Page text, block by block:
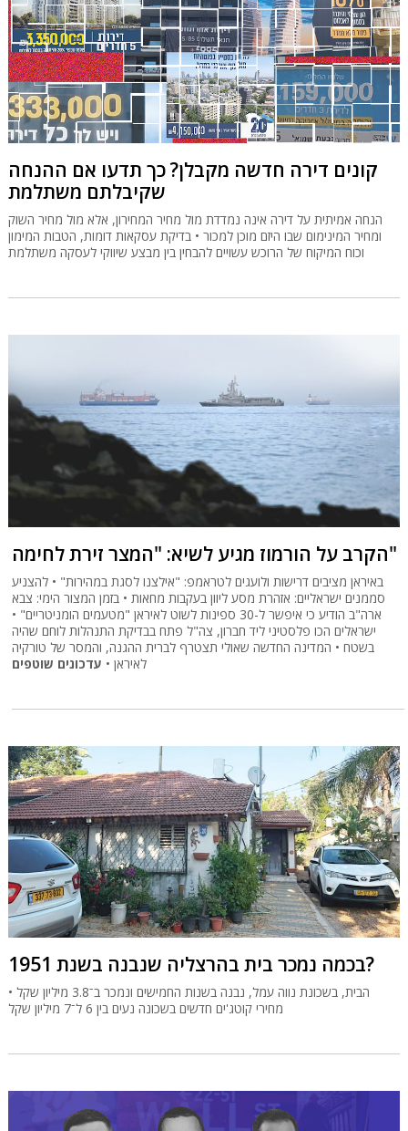
קונים דירה חדשה מקבלן? כך תדעו אם ההנחה
שקיבלתם משתלמת
הנחה אמיתית על דירה אינה נמדדת מול מחיר המחירון, אלא מול מחיר השוק
ומחיר המינימום שבו היזם מוכן למכור • בדיקת עסקאות דומות, הטבות המימון
וכוח המיקוח של הרוכש עשויים להבחין בין מבצע שיווקי לעסקה משתלמת
הקרב על הורמוז מגיע לשיא: "המצר זירת לחימה"
באיראן מציבים דרישות ולועגים לטראמפ: "אילצנו לסגת במהירות" • להצניע
סממנים ישראליים: אזהרת מסע ליוון בעקבות מחאות • בזמן המצור הימי: צבא
ארה"ב הודיע כי איפשר ל-30 ספינות לשוט לאיראן "מטעמים הומניטריים" •
ישראלים הכו פלסטיני ליד חברון, צה"ל פתח בבדיקת התנהלות לוחם שהיה
בשטח • המדינה החדשה שאולי תצטרף לברית ההגנה, והמסר של טורקיה
לאיראן • עדכונים שוטפים
בכמה נמכר בית בהרצליה שנבנה בשנת 1951?
הבית, בשכונת נווה עמל, נבנה בשנות החמישים ונמכר ב־3.8 מיליון שקל •
מחירי קוטג'ים חדשים בשכונה נעים בין 6 ל־7 מיליון שקל